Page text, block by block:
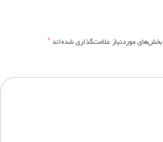
بخش‌های موردنیاز علامت‌گذاری شده‌اند*